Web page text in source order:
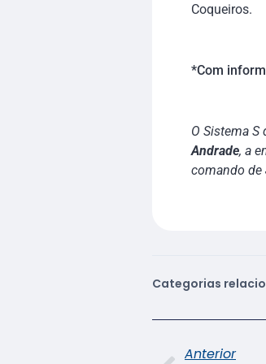
Coqueiros.
*Com
O Sistema
Andrade, a
comando de
Categorias
Anterior